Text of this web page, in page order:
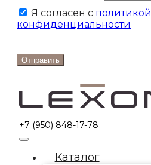
Я согласен с политикой
конфиденциальности
Отправить
+7 (950) 848-17-78
Каталог